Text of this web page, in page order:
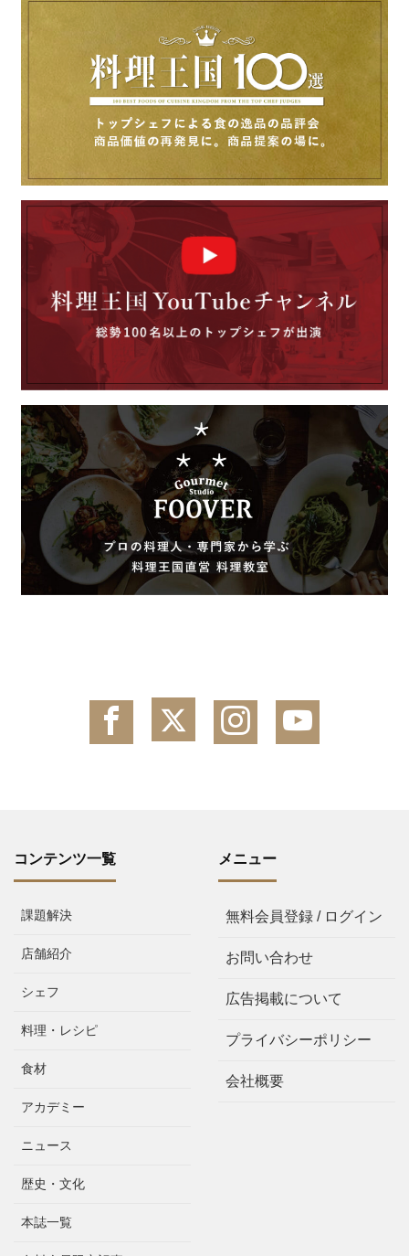
コンテンツ一覧
課題解決
店舗紹介
シェフ
料理・レシピ
食材
アカデミー
ニュース
歴史・文化
本誌一覧
メニュー
無料会員登録 / ログイン
お問い合わせ
広告掲載について
プライバシーポリシー
会社概要